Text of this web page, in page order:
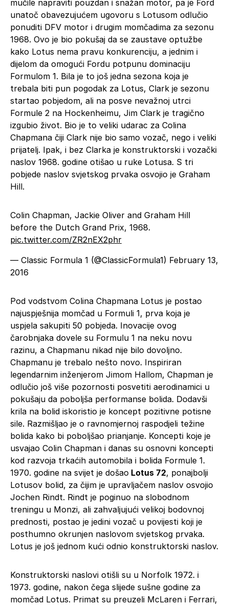
mučile napraviti pouzdan i snažan motor, pa je Ford
unatoč obavezujućem ugovoru s Lotusom odlučio
ponuditi DFV motor i drugim momčadima za sezonu
1968. Ovo je bio pokušaj da se zaustave optužbe
kako Lotus nema pravu konkurenciju, a jednim i
dijelom da omogući Fordu potpunu dominaciju
Formulom 1. Bila je to još jedna sezona koja je
trebala biti pun pogodak za Lotus, Clark je sezonu
startao pobjedom, ali na posve nevažnoj utrci
Formule 2 na Hockenheimu, Jim Clark je tragično
izgubio život. Bio je to veliki udarac za Colina
Chapmana čiji Clark nije bio samo vozač, nego i veliki
prijatelj. Ipak, i bez Clarka je konstruktorski i vozački
naslov 1968. godine otišao u ruke Lotusa. S tri
pobjede naslov svjetskog prvaka osvojio je Graham
Hill.
Colin Chapman, Jackie Oliver and Graham Hill
before the Dutch Grand Prix, 1968.
pic.twitter.com/ZR2nEX2phr
— Classic Formula 1 (@ClassicFormula1) February 13,
2016
Pod vodstvom Colina Chapmana Lotus je postao
najuspješnija momčad u Formuli 1, prva koja je
uspjela sakupiti 50 pobjeda. Inovacije ovog
čarobnjaka dovele su Formulu 1 na neku novu
razinu, a Chapmanu nikad nije bilo dovoljno.
Chapmanu je trebalo nešto novo. Inspiriran
legendarnim inženjerom Jimom Hallom, Chapman je
odlučio još više pozornosti posvetiti aerodinamici u
pokušaju da poboljša performanse bolida. Dodavši
krila na bolid iskoristio je koncept pozitivne potisne
sile. Razmišljao je o ravnomjernoj raspodjeli težine
bolida kako bi poboljšao prianjanje. Koncepti koje je
usvajao Colin Chapman i danas su osnovni koncepti
kod razvoja trkaćih automobila i bolida Formule 1.
1970. godine na svijet je došao Lotus 72, ponajbolji
Lotusov bolid, za čijim je upravljačem naslov osvojio
Jochen Rindt. Rindt je poginuo na slobodnom
treningu u Monzi, ali zahvaljujući velikoj bodovnoj
prednosti, postao je jedini vozač u povijesti koji je
posthumno okrunjen naslovom svjetskog prvaka.
Lotus je još jednom kući odnio konstruktorski naslov.
Konstruktorski naslovi otišli su u Norfolk 1972. i
1973. godine, nakon čega slijede sušne godine za
momčad Lotus. Primat su preuzeli McLaren i Ferrari,